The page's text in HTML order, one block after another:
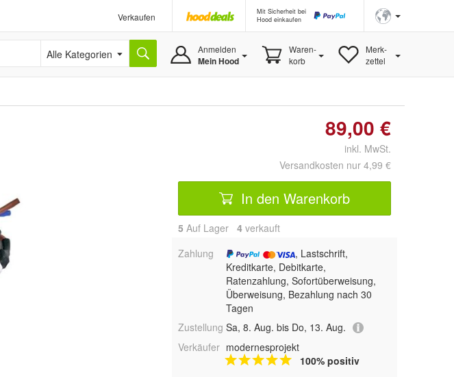
Verkaufen
Mit Sicherheit bei
Hood einkaufen
Alle Kategorien Anmelden
Mein Hood
Waren-
korb
Merk-
zettel
89,00 €
inkl. MwSt.
Versandkosten nur 4,99 €
In den Warenkorb
5 Auf Lager 4 verkauft
Zahlung
, Lastschrift,
Kreditkarte, Debitkarte,
Ratenzahlung, Sofortüberweisung,
Überweisung, Bezahlung nach 30
Tagen
Zustellung Sa, 8. Aug. bis Do, 13. Aug.
Verkäufer modernesprojekt
100% positiv